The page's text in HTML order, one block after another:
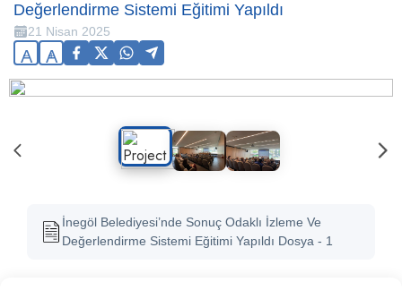
Değerlendirme Sistemi Eğitimi Yapıldı
21 Nisan 2025
A A
İnegöl Belediyesi’nde Sonuç Odaklı İzleme Ve
Değerlendirme Sistemi Eğitimi Yapıldı Dosya - 1